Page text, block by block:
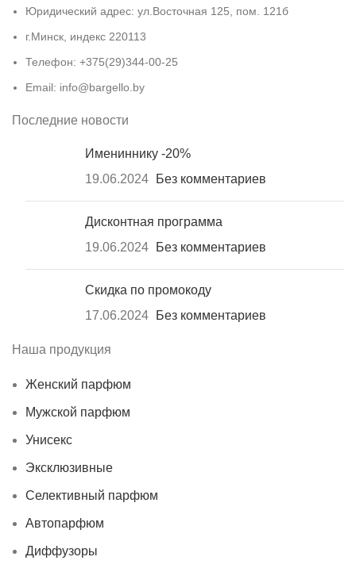
Юридический адрес: ул.Восточная 125, пом. 121б
г.Минск, индекс 220113
Телефон: +375(29)344-00-25
Email: info@bargello.by
Последние новости
Имениннику -20%
19.06.2024
Без комментариев
Дисконтная программа
19.06.2024
Без комментариев
Скидка по промокоду
17.06.2024
Без комментариев
Наша продукция
Женский парфюм
Мужской парфюм
Унисекс
Эксклюзивные
Селективный парфюм
Автопарфюм
Диффузоры